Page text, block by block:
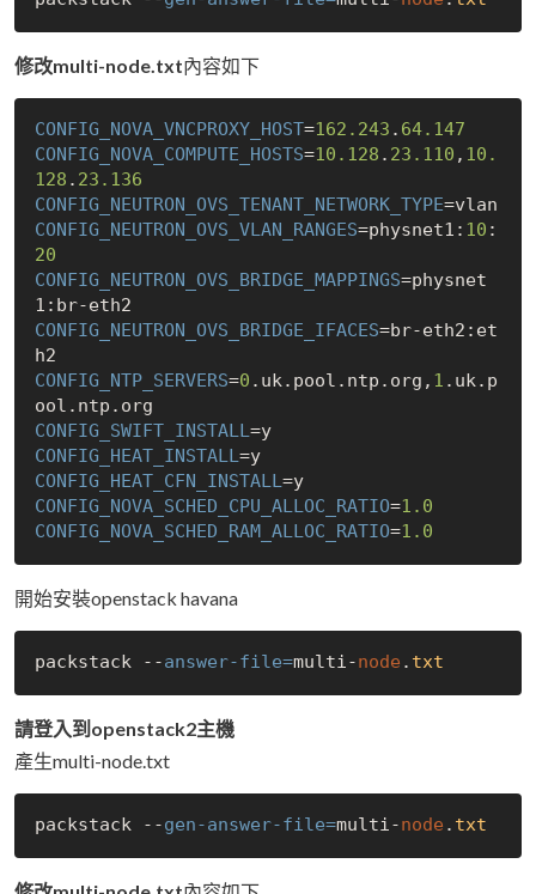
修改multi-node.txt內容如下
CONFIG_NOVA_VNCPROXY_HOST=162.243 . 64.147
CONFIG_NOVA_COMPUTE_HOSTS=10.128 . 23.110 , 10.
128 . 23.136
CONFIG_NEUTRON_OVS_TENANT_NETWORK_TYPE
CONFIG_NEUTRON_OVS_VLAN_RANGES=physnet1: 10 :
20
CONFIG_NEUTRON_OVS_BRIDGE_MAPPINGS=physnet
CONFIG_NEUTRON_OVS_BRIDGE_IFACES=br-eth2:et
CONFIG_NTP_SERVERS=0 .uk.pool.ntp.org, 1 .uk.p
CONFIG_SWIFT_INSTALL
=y
CONFIG_HEAT_INSTALL
=y
CONFIG_HEAT_CFN_INSTALL
=y
CONFIG_NOVA_SCHED_CPU_ALLOC_RATIO=1.0
CONFIG_NOVA_SCHED_RAM_ALLOC_RATIO=1.0
開始安裝openstack havana
packstack --answer-file=multi-node . txt
請登入到openstack2主機
產生multi-node.txt
packstack --gen-answer-file=multi-node . txt